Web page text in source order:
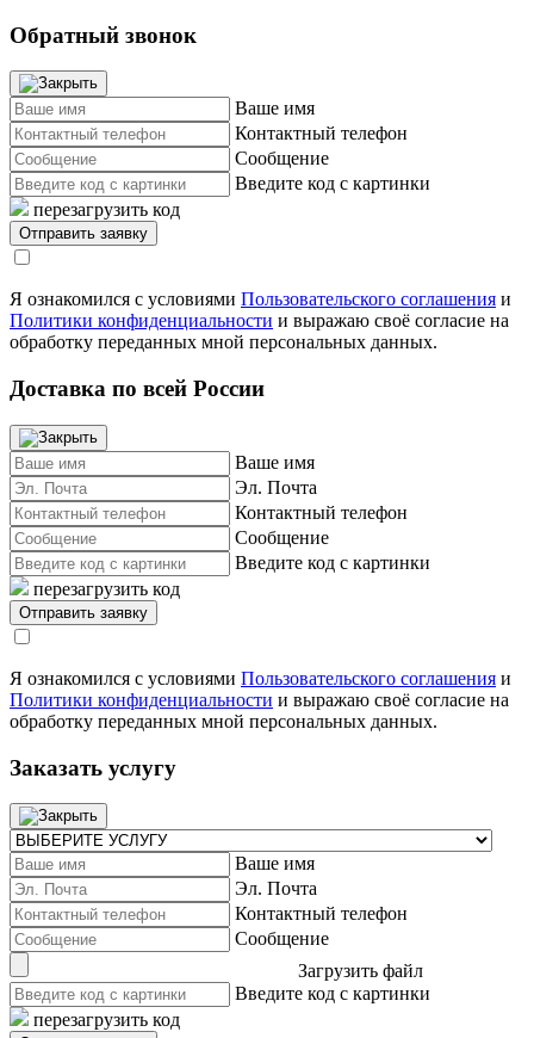
Обратный звонок
Ваше имя
Контактный телефон
Сообщение
Введите код с картинки
перезагрузить код
Я ознакомился с условиями Пользовательского соглашения и
Политики конфиденциальности и выражаю своё согласие на
обработку переданных мной персональных данных.
Доставка по всей России
Ваше имя
Эл. Почта
Контактный телефон
Сообщение
Введите код с картинки
перезагрузить код
Я ознакомился с условиями Пользовательского соглашения и
Политики конфиденциальности и выражаю своё согласие на
обработку переданных мной персональных данных.
Заказать услугу
Ваше имя
Эл. Почта
Контактный телефон
Сообщение
Загрузить файл
Введите код с картинки
перезагрузить код